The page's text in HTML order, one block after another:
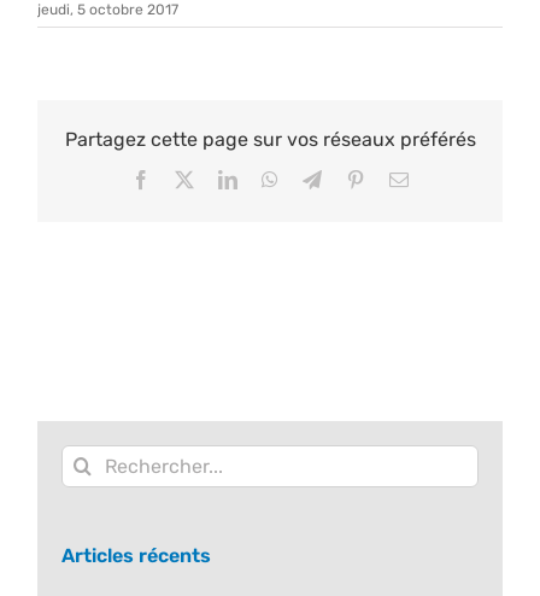
jeudi, 5 octobre 2017
Partagez cette page sur vos réseaux préférés
Facebook LinkedInWhatsApp
TelegramPinterestEmail
Rechercher:
Articles récents